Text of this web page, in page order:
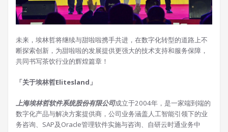
未来，埃林哲将继续与甜啦啦携手共进，在数字化转型的道路上不
断探索创新，为甜啦啦的发展提供更强大的技术支持和服务保障，
共同书写茶饮行业的辉煌篇章！
「关于埃林哲Elitesland」
上海埃林哲软件系统股份有限公司成立于2004年，是一家端到端的
数字化产品与解决方案提供商，公司业务涵盖人工智能引领下的业
务咨询、SAP及Oracle管理软件实施与咨询、自研云时通业务中